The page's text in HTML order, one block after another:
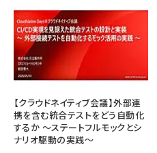
【クラウドネイティブ会議】外部連
携を含む統合テストをどう自動化
するか ～ステートフルモックとシ
ナリオ駆動の実践～